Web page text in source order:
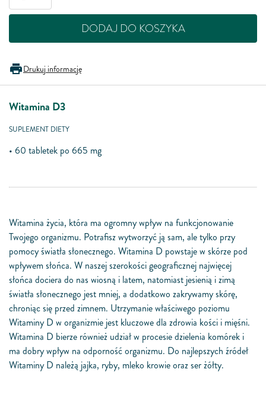
DODAJ DO KOSZYKA
Drukuj informację
Witamina D3
SUPLEMENT DIETY
• 60 tabletek po 665 mg
Witamina życia, która ma ogromny wpływ na funkcjonowanie
Twojego organizmu. Potrafisz wytworzyć ją sam, ale tylko przy
pomocy światła słonecznego. Witamina D powstaje w skórze pod
wpływem słońca. W naszej szerokości geograficznej najwięcej
słońca dociera do nas wiosną i latem, natomiast jesienią i zimą
światła słonecznego jest mniej, a dodatkowo zakrywamy skórę,
chroniąc się przed zimnem. Utrzymanie właściwego poziomu
Witaminy D w organizmie jest kluczowe dla zdrowia kości i mięśni.
Witamina D bierze również udział w procesie dzielenia komórek i
ma dobry wpływ na odporność organizmu. Do najlepszych źródeł
Witaminy D należą jajka, ryby, mleko krowie oraz ser żółty.